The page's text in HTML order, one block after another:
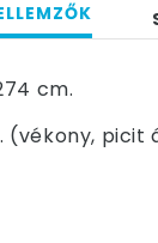
cm.
(vékony,